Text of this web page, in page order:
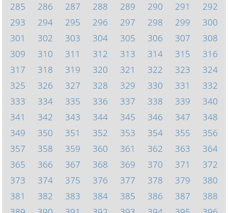
285
286 287 288 289 290 291
292
293
294 295 296 297 298 299
300
301
302 303 304 305 306 307
308
309
310 311 312 313 314 315
316
317
318 319 320 321 322 323
324
325
326 327 328 329 330 331
332
333
334 335 336 337 338 339
340
341
342 343 344 345 346 347
348
349
350 351 352 353 354 355
356
357
358 359 360 361 362 363
364
365
366 367 368 369 370 371
372
373
374 375 376 377 378 379
380
381
382 383 384 385 386 387
388